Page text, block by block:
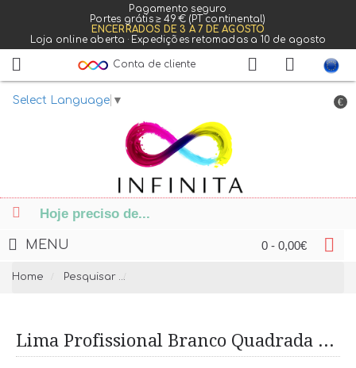
Pagamento seguro
Portes grátis ≥ 49 € (PT continental)
ENCERRADOS DE 3 A 7 DE AGOSTO
Loja online aberta · Expedições retomadas a 10 de agosto
Select Language ▼
Conta de cliente
€
0 - 0,00€
MENU
Home Pesquisar
Lima Profissional Branco Quadrada XXL